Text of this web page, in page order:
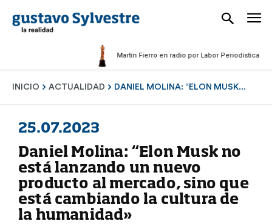
Martín Fierro en radio por Labor Periodística
INICIO ACTUALIDAD DANIEL MOLINA: “ELON MUSK...
25.07.2023
Daniel Molina: “Elon Musk no
está lanzando un nuevo
producto al mercado, sino que
está cambiando la cultura de
la humanidad»